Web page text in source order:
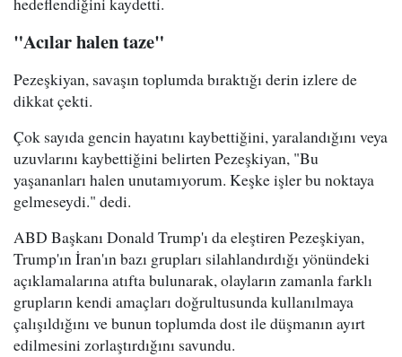
"Acılar halen taze"
Pezeşkiyan, savaşın toplumda bıraktığı derin izlere de
dikkat çekti.
Çok sayıda gencin hayatını kaybettiğini, yaralandığını veya
uzuvlarını kaybettiğini belirten Pezeşkiyan, "Bu
yaşananları halen unutamıyorum. Keşke işler bu noktaya
gelmeseydi." dedi.
ABD Başkanı Donald Trump'ı da eleştiren Pezeşkiyan,
Trump'ın İran'ın bazı grupları silahlandırdığı yönündeki
açıklamalarına atıfta bulunarak, olayların zamanla farklı
grupların kendi amaçları doğrultusunda kullanılmaya
çalışıldığını ve bunun toplumda dost ile düşmanın ayırt
edilmesini zorlaştırdığını savundu.